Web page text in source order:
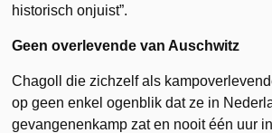
historisch onjuist”.
Geen overlevende van Auschwitz
Chagoll die zichzelf als
op geen enkel ogenblik dat ze in
gevangenenkamp zat en nooit één uur